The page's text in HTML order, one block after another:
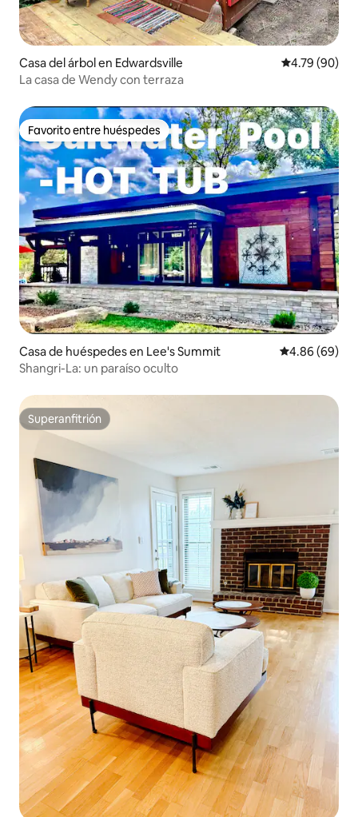
Casa del árbol en Edwardsville Calificación
4.79 (90)
La casa de Wendy con terraza
Favorito entre huéspedes
Favorito entre huéspedes
Casa de huéspedes en Lee's Summit Calificación
4.86 (69)
Shangri-La: un paraíso oculto
Superanfitrión
Superanfitrión